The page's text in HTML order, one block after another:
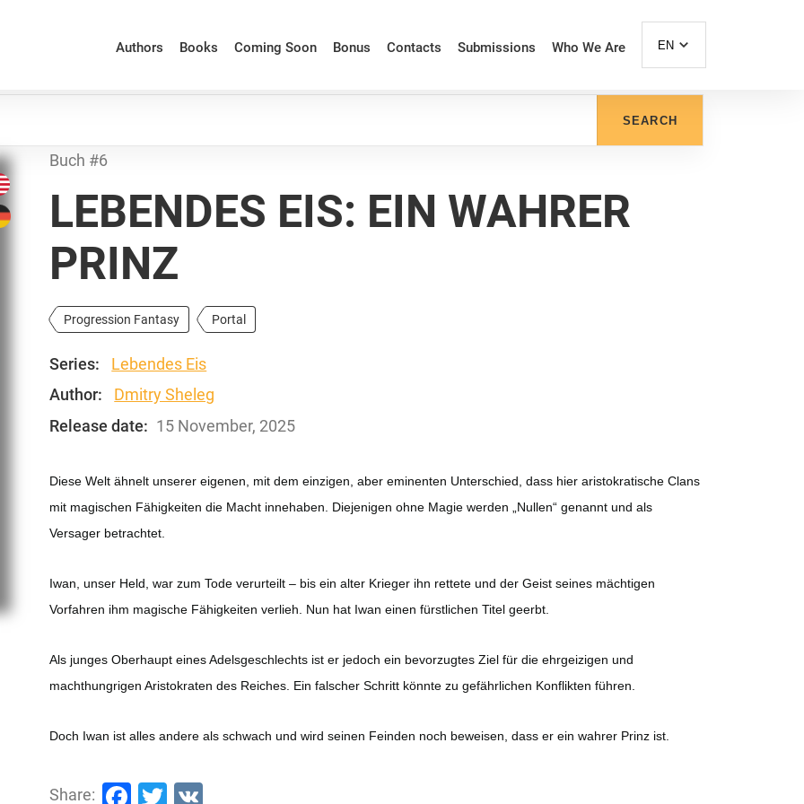
Authors Books Coming Soon Bonus Contacts Submissions Who We Are EN
SEARCH
Buch #6
LEBENDES EIS: EIN WAHRER
PRINZ
Progression Fantasy Portal
Series:
Lebendes Eis
Author:
Dmitry Sheleg
Release date: 15 November, 2025
Diese Welt ähnelt unserer eigenen, mit dem einzigen, aber eminenten Unterschied, dass hier aristokratische Clans
mit magischen Fähigkeiten die Macht innehaben. Diejenigen ohne Magie werden „Nullen“ genannt und als
Versager betrachtet.
Iwan, unser Held, war zum Tode verurteilt – bis ein alter Krieger ihn rettete und der Geist seines mächtigen
Vorfahren ihm magische Fähigkeiten verlieh. Nun hat Iwan einen fürstlichen Titel geerbt.
Als junges Oberhaupt eines Adelsgeschlechts ist er jedoch ein bevorzugtes Ziel für die ehrgeizigen und
machthungrigen Aristokraten des Reiches. Ein falscher Schritt könnte zu gefährlichen Konflikten führen.
Doch Iwan ist alles andere als schwach und wird seinen Feinden noch beweisen, dass er ein wahrer Prinz ist.
Share: Facebook
Twitter